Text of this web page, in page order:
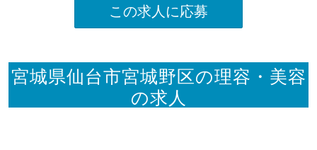
この求人に応募
宮城県仙台市宮城野区の理容・美容
の求人